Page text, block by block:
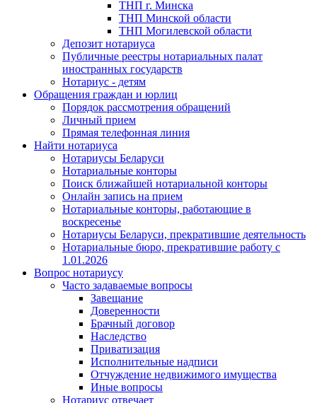
ТНП г. Минска
ТНП Минской области
ТНП Могилевской области
Депозит нотариуса
Публичные реестры нотариальных палат
иностранных государств
Нотариус - детям
Обращения граждан и юрлиц
Порядок рассмотрения обращений
Личный прием
Прямая телефонная линия
Найти нотариуса
Нотариусы Беларуси
Нотариальные конторы
Поиск ближайшей нотариальной конторы
Онлайн запись на прием
Нотариальные конторы, работающие в
воскресенье
Нотариусы Беларуси, прекратившие деятельность
Нотариальные бюро, прекратившие работу с
1.01.2026
Вопрос нотариусу
Часто задаваемые вопросы
Завещание
Доверенности
Брачный договор
Наследство
Приватизация
Исполнительные надписи
Отчуждение недвижимого имущества
Иные вопросы
Нотариус отвечает